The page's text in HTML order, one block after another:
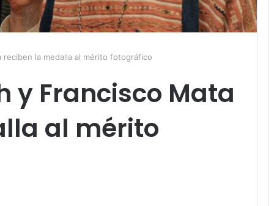
reciben la medalla al mérito fotográfico
y Francisco Mata
al mérito